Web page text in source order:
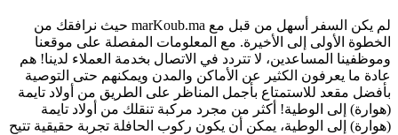
لم يكن السفر أسهل من قبل مع marKoub.ma حيث نرافقك من
الخطوة الأولى إلى الأخيرة. مع المعلومات المفصلة على موقعنا
وموظفينا المساعدين، لا تتردد في الاتصال بخدمة العملاء لدينا! هم
عادة ما يعرفون الكثير عن الأماكن والمدن ويمكنهم حتى التوصية
بأفضل مقعد للاستمتاع بأجمل المناظر على الطريق من أولاد تايمة
(هوارة) إلى الوطية! أكثر من مجرد مركبة تنقلك من أولاد تايمة
(هوارة) إلى الوطية، يمكن أن يكون ركوب الحافلة تجربة حقيقية تتيح